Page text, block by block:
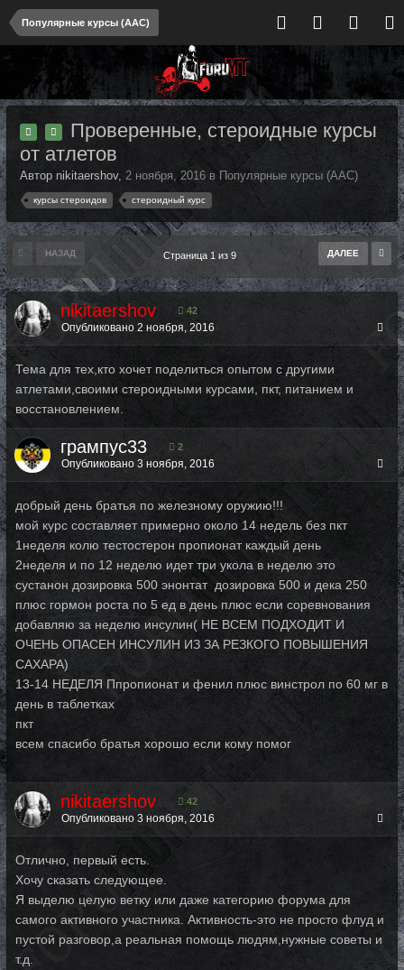
Популярные курсы (ААС)
Проверенные, стероидные курсы
от атлетов
Автор nikitaershov, 2 ноября, 2016 в Популярные курсы (ААС)
курсы стероидов стероидный курс
НАЗАД ДАЛЕЕ
Страница 1 из 9
nikitaershov 42
Опубликовано 2 ноября, 2016
Тема для тех,кто хочет поделиться опытом с другими
атлетами,своими стероидными курсами, пкт, питанием и
восстановлением.
грампус33 2
Опубликовано 3 ноября, 2016
добрый день братья по железному оружию!!!
мой курс составляет примерно около 14 недель без пкт
1неделя колю тестостерон пропионат каждый день
2неделя и по 12 неделю идет три укола в неделю это
сустанон дозировка 500 энонтат дозировка 500 и дека 250
плюс гормон роста по 5 ед в день плюс если соревнования
добавляю за неделю инсулин( НЕ ВСЕМ ПОДХОДИТ И
ОЧЕНЬ ОПАСЕН ИНСУЛИН ИЗ ЗА РЕЗКОГО ПОВЫШЕНИЯ
САХАРА)
13-14 НЕДЕЛЯ Ппропионат и фенил плюс винстрол по 60 мг в
день в таблетках
пкт
всем спасибо братья хорошо если кому помог
nikitaershov 42
Опубликовано 3 ноября, 2016
Отлично, первый есть.
Хочу сказать следующее.
Я выделю целую ветку или даже категорию форума для
самого активного участника. Активность-это не просто флуд и
пустой разговор,а реальная помощь людям,нужные советы и
т.д.